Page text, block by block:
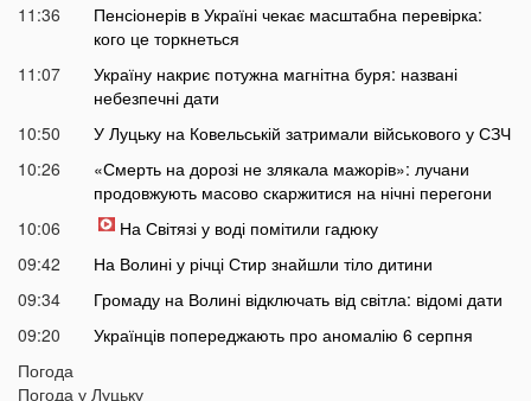
11:36
Пенсіонерів в Україні чекає масштабна перевірка:
кого це торкнеться
11:07
Україну накриє потужна магнітна буря: названі
небезпечні дати
10:50
У Луцьку на Ковельській затримали військового у СЗЧ
10:26
«Смерть на дорозі не злякала мажорів»: лучани
продовжують масово скаржитися на нічні перегони
10:06
На Світязі у воді помітили гадюку
09:42
На Волині у річці Стир знайшли тіло дитини
09:34
Громаду на Волині відключать від світла: відомі дати
09:20
Українців попереджають про аномалію 6 серпня
09:05
вважався зниклим безвісти
Погода
Погода у Луцьку